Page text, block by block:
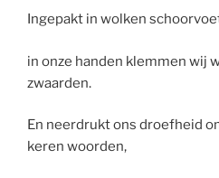
Ingepakt in wolken
in onze handen klemmen wij
zwaarden.
En neerdrukt ons droefheid
keren woorden,